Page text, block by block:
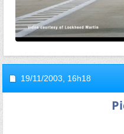
19/11/2003, 16h18